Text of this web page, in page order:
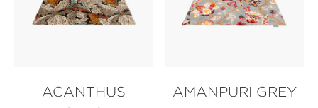
ACANTHUS
AMANPURI GREY